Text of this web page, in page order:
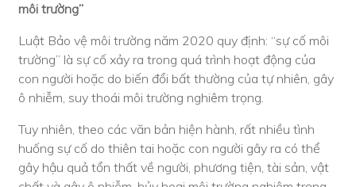
môi trường”
Luật Bảo vệ môi trường năm 2020 quy định: “sự cố môi
trường” là sự cố xảy ra trong quá trình hoạt động của
con người hoặc do biến đổi bất thường của tự nhiên, gây
ô nhiễm, suy thoái môi trường nghiêm trọng.
Tuy nhiên, theo các văn bản hiện hành, rất nhiều tình
huống sự cố do thiên tai hoặc con người gây ra có thể
gây hậu quả tổn thất về người, phương tiện, tài sản, vật